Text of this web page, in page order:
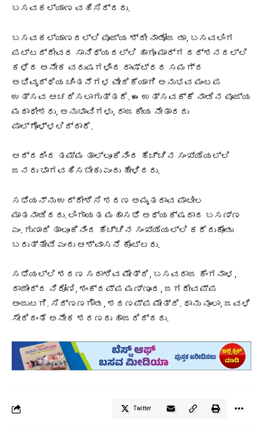
ಬಸವಕಲ್ಯಾಣ ವಹಿಸಿದ್ದರು.
ಬಸವಕಲ್ಯಾಣದಲ್ಲಿ ಪೂಜ್ಯ ಶ್ರೀ ನಾಡೋಜ ಡಾ, ಬಸವಲಿಂಗ
ಪಟ್ಟದ್ದೇವರ ಸಾನಿಧ್ಯದಲ್ಲಿ ಹಾಗೂ ಮಾರ್ಗ ದರ್ಶನದಲ್ಲಿ
ಕಳೆದ ಅನೇಕ ವರುಷಗಳಿಂದ ರಾಷ್ಟ್ರದ ಸಮಗ್ರ
ಅಭಿವೃದ್ಧಿಯ ಚಿಂತನೆಗಳ ವೇದಿಕೆಯಾಗಿ ಅನುಭವ ಮಂಟಪ
ಉತ್ಸವ ಆಚರಿಸಲಾಗುತ್ತದೆ. ಈ ಉತ್ಸವಕ್ಕೆ ನಾಡಿನ ಪೂಜ್ಯ
ಮಠಾಧೀಶರು, ಅನುಭಾವಿಗಳು, ರಾಜಕೀಯ ನೇತಾರರು
ಪಾಲ್ಗೊಳ್ಳಲಿದ್ದಾರೆ.
ಆದ್ದರಿಂದ ತಮ್ಮ ತಾಲ್ಲೂಕಿನಿಂದ ಹೆಚ್ಚಿನ ಸಂಖ್ಯೆಯಲ್ಲಿ
ಜನರು ಭಾಗವಹಿಸಬೇಕು ಎಂದು ಹೇಳಿದರು.
ಸಭೆಯನ್ನು ಉದ್ದೇಶಿಸಿ ಶರಣ ಅಮೃತರಾವ ಪಾಟೀಲ
ಮಾತನಾಡಿದರು. ಲಿಂಗಾಯತ ಮಹಾಸಭೆ ಅಧ್ಯಕ್ಷರಾದ ಬಸಣ್ಣ
ಎಂ. ಗುಣಾರಿ ತಾಲೂಕಿನಿಂದ ಹೆಚ್ಚಿನ ಸಂಖ್ಯೆಯಲ್ಲಿ ಕರೆದುಕೊಂಡು
ಬರುತ್ತೇವೆ ಎಂದು ಆಶ್ವಾಸನೆ ಕೊಟ್ಟರು.
ಸಭೆಯಲ್ಲಿ ಶರಣ ಸದಾಶಿವ ಮೇತ್ರಿ, ಬಸವರಾಜ ಕೆಂಗನಾಳ,
ರಾಜೇಂದ್ರ ನಿರೋಣಿ, ಶಂಕ್ರಪ್ಪ ಮಣ್ಣೂರ, ಜಗದೇವಪ್ಪ
ಅಂಜುಟಗಿ. ಸಿದ್ಣಣಗೌಡ, ಶರಣಪ್ಪ ಮೇತ್ರಿ. ಧಾನು ನೂಲಾ, ಜವಳಿ
ಸೇರಿದಂತೆ ಅನೇಕ ಶರಣರು ಹಾಜರಿದ್ದರು.
Twitter